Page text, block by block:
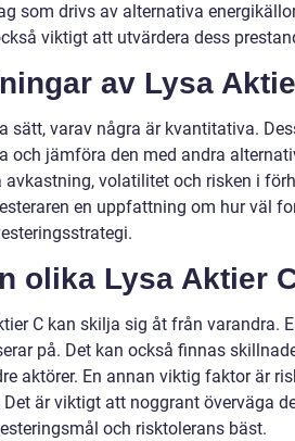
som drivs av alternativa
viktigt att utvärdera dess
av Lysa
sätt, varav några är kvantitativa.
och jämföra den med andra
volatilitet och risken i
en uppfattning om hur väl
olika Lysa Aktier
C kan skilja sig åt från varandra.
på. Det kan också finnas
aktörer. En annan viktig faktor är
är viktigt att noggrant överväga
och risktolerans bäst.